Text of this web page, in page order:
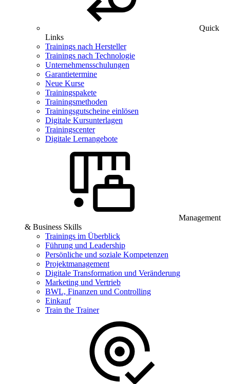
Quick
Links
Trainings nach Hersteller
Trainings nach Technologie
Unternehmensschulungen
Garantietermine
Neue Kurse
Trainingspakete
Trainingsmethoden
Trainingsgutscheine einlösen
Digitale Kursunterlagen
Trainingscenter
Digitale Lernangebote
Management
& Business Skills
Trainings im Überblick
Führung und Leadership
Persönliche und soziale Kompetenzen
Projektmanagement
Digitale Transformation und Veränderung
Marketing und Vertrieb
BWL, Finanzen und Controlling
Einkauf
Train the Trainer